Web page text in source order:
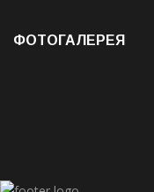
ФОТОГАЛЕРЕЯ